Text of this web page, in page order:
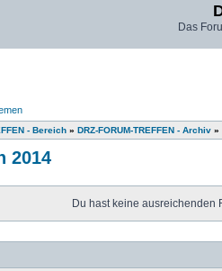
Das
- Bereich » DRZ-FORUM-TREFFEN - Archiv »
2014
Du hast keine ausreichenden